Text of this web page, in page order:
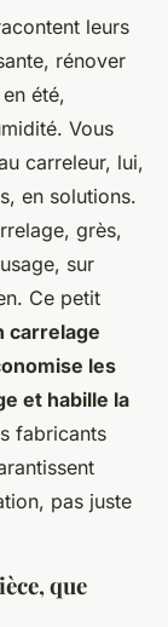
leurs
rénover
été,
Vous
carreleur, lui,
en solutions.
grès,
sur
Ce petit
carrelage
les
et habille la
fabricants
pas juste
que